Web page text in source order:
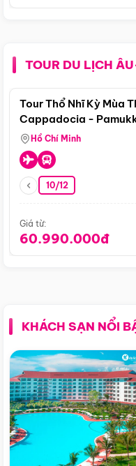
TOUR DU LỊCH
Tour Thổ Nhĩ Kỳ Mùa
Cappadocia -
Hồ Chí Minh
10/12
Giá từ:
60.990.000đ
KHÁCH SẠN NỔI